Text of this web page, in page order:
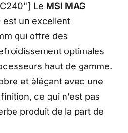
C240"] Le MSI MAG
est un excellent
qui offre des
optimales
haut de gamme.
et élégant avec une
ce qui n’est pas
produit de la part de